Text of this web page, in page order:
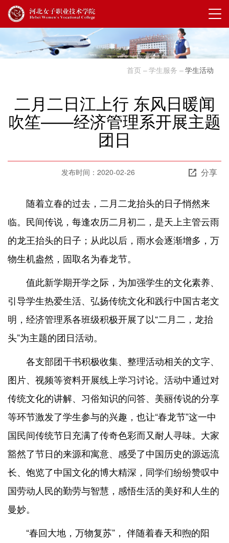
首页 学生服务 学生活动
二月二日江上行 东风日暖闻
吹笙——经济管理系开展主题
团日
发布时间：2020-02-26 分享
随着立春的过去，二月二龙抬头的日子悄然来
临。民间传说，每逢农历二月初二，是天上主管云雨
的龙王抬头的日子；从此以后，雨水会逐渐增多，万
物生机盎然，固取名为春龙节。
值此新学期开学之际，为加强学生的文化素养、
引导学生热爱生活、弘扬传统文化和践行中国古老文
明，经济管理系各班级积极开展了以“二月二，龙抬
头”为主题的团日活动。
各支部团干书积极收集、整理活动相关的文字、
图片、视频等资料开展线上学习讨论。活动中通过对
传统文化的讲解、习俗知识的问答、美丽传说的分享
等环节激发了学生参与的兴趣，也让“春龙节”这一中
国民间传统节日充满了传奇色彩而又耐人寻味。大家
豁然了节日的来源和寓意、感受了中国历史的源远流
长、饱览了中国文化的博大精深，同学们纷纷赞叹中
国劳动人民的勤劳与智慧，感悟生活的美好和人生的
曼妙。
“春回大地，万物复苏”， 伴随着春天和煦的阳